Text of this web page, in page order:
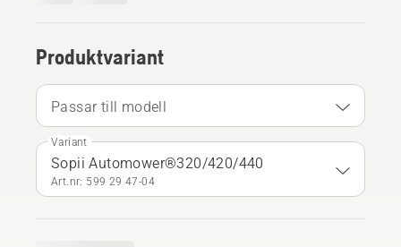
Produktvariant
Passar till modell
Variant
Sopii Automower®320/420/440
Art.nr: 599 29 47‑04